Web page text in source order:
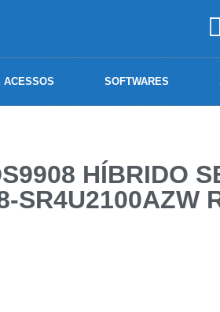
ACESSOS SOFTWARES
HÍBRIDO
SR4U2100AZW